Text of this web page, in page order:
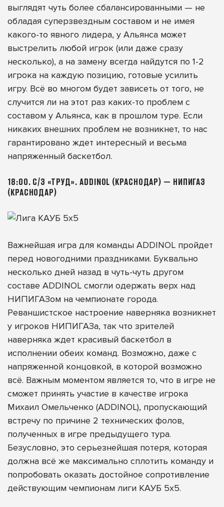
выглядят чуть более сбалансированными — не
обладая суперзвездным составом и не имея
какого-то явного лидера, у Альянса может
выстрелить любой игрок (или даже сразу
несколько), а на замену всегда найдутся по 1-2
игрока на каждую позицию, готовые усилить
игру. Всё во многом будет зависеть от того, не
случится ли на этот раз каких-то проблем с
составом у Альянса, как в прошлом туре. Если
никаких внешних проблем не возникнет, то нас
гарантировано ждет интересный и весьма
напряженный баскетбол.
18:00. С/З «ТРУД». ADDINOL (КРАСНОДАР) — НИПИГАЗ
(КРАСНОДАР)
Важнейшая игра для команды ADDINOL пройдет
перед новогодними праздниками. Буквально
несколько дней назад в чуть-чуть другом
составе ADDINOL смогли одержать верх над
НИПИГАЗом на чемпионате города.
Реваншистское настроение наверняка возникнет
у игроков НИПИГАЗа, так что зрителей
наверняка ждет красивый баскетбол в
исполнении обеих команд. Возможно, даже с
напряженной концовкой, в которой возможно
всё. Важным моментом является то, что в игре не
сможет принять участие в качестве игрока
Михаил Омельченко (ADDINOL), пропускающий
встречу по причине 2 технических фолов,
полученных в игре предыдущего тура.
Безусловно, это серьезнейшая потеря, которая
должна всё же максимально сплотить команду и
попробовать оказать достойное сопротивление
действующим чемпионам лиги КАУБ 5х5.